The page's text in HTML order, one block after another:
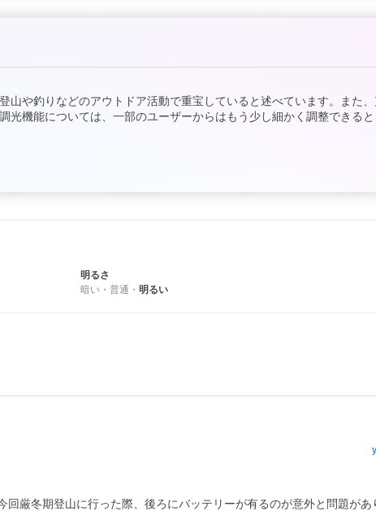
山や釣りなどのアウトドア活動で重宝していると述べています。また
光機能については、一部のユーザーからはもう少し細かく調整できる
明るさ
暗い ・ 普通 ・ 明るい
厳冬期登山に行った際、後ろにバッテリーが有るのが意外と問題があ